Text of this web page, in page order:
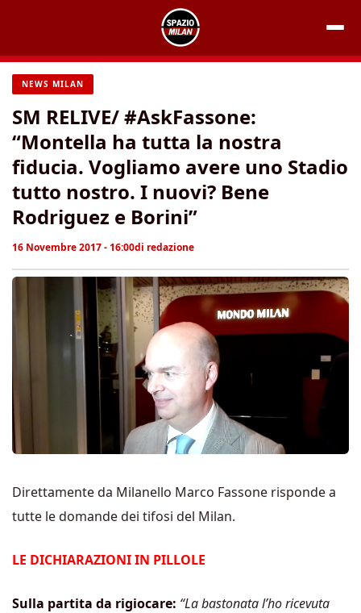
contenuto
NEWS MILAN
SM RELIVE/ #AskFassone:
“Montella ha tutta la nostra
fiducia. Vogliamo avere uno Stadio
tutto nostro. I nuovi? Bene
Rodriguez e Borini”
16 Novembre 2017 - 16:00di redazione
Direttamente da Milanello Marco Fassone risponde a
tutte le domande dei tifosi del Milan.
LE DICHIARAZIONI IN PILLOLE
Sulla partita da rigiocare: “La bastonata l’ho ricevuta